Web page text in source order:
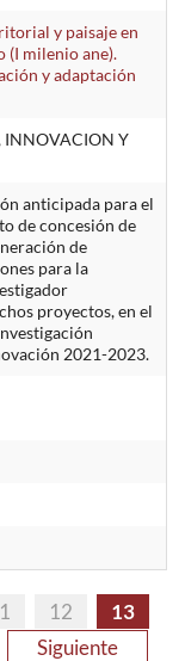
y paisaje en
(I milenio ane).
y adaptación
INNOVACION Y
anticipada para el
de concesión de
de
para la
proyectos, en el
2021-2023.
12
13
Siguiente